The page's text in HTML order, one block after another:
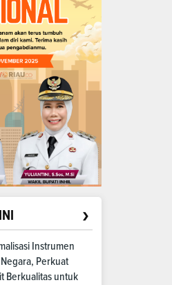
›
Instrumen
Perkuat
Berkualitas untuk